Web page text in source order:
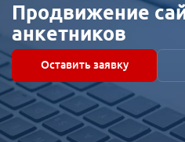
Продвижение
анкетников
Оставить заявку